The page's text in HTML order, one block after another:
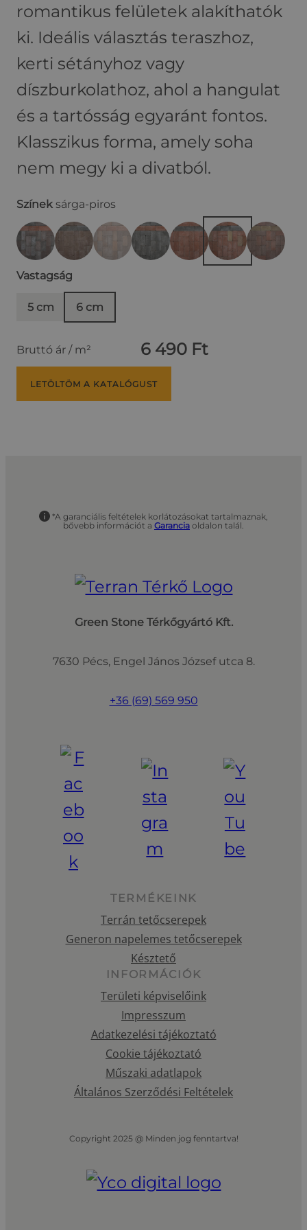
romantikus felületek alakíthatók
ki. Ideális választás teraszhoz,
kerti sétányhoz vagy
díszburkolathoz, ahol a hangulat
és a tartósság egyaránt fontos.
Klasszikus forma, amely soha
nem megy ki a divatból.
Színek sárga-piros
Vastagság
5 cm 6 cm
Bruttó ár / m² 6 490 Ft
LETÖLTÖM A KATALÓGUST
*A garanciális feltételek korlátozásokat tartalmaznak,
bővebb információt a Garancia oldalon talál.
Green Stone Térkőgyártó Kft.
7630 Pécs, Engel János József utca 8.
+36 (69) 569 950
TERMÉKEINK
Terrán tetőcserepek
Generon napelemes tetőcserepek
Késztető
INFORMÁCIÓK
Területi képviselőink
Impresszum
Adatkezelési tájékoztató
Cookie tájékoztató
Műszaki adatlapok
Általános Szerződési Feltételek
Copyright 2025 @ Minden jog fenntartva!